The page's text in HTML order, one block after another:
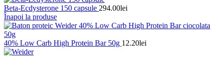
Beta-Ecdysterone 150 capsule 294.00lei
Înapoi la produse
40% Low Carb High Protein Bar 50g 12.20lei